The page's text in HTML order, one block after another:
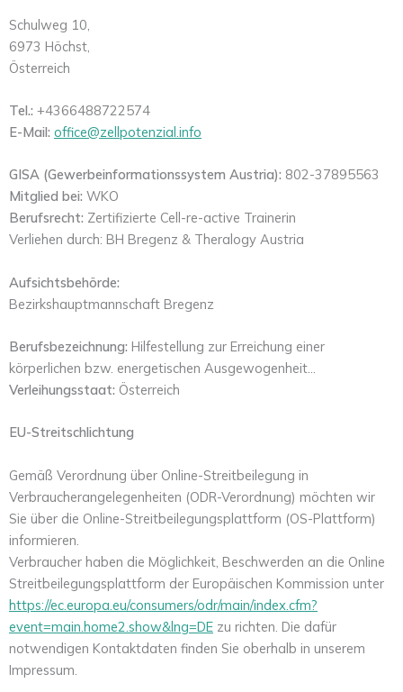
Schulweg 10,
6973 Höchst,
Österreich
Tel.: +4366488722574
E-Mail: office@zellpotenzial.info
GISA (Gewerbeinformationssystem Austria): 802-37895563
Mitglied bei: WKO
Berufsrecht: Zertifizierte Cell-re-active Trainerin
Verliehen durch: BH Bregenz & Theralogy Austria
Aufsichtsbehörde:
Bezirkshauptmannschaft Bregenz
Berufsbezeichnung: Hilfestellung zur Erreichung einer
körperlichen bzw. energetischen Ausgewogenheit…
Verleihungsstaat: Österreich
EU-Streitschlichtung
Gemäß Verordnung über Online-Streitbeilegung in
Verbraucherangelegenheiten (ODR-Verordnung) möchten wir
Sie über die Online-Streitbeilegungsplattform (OS-Plattform)
informieren.
Verbraucher haben die Möglichkeit, Beschwerden an die Online
Streitbeilegungsplattform der Europäischen Kommission unter
https://ec.europa.eu/consumers/odr/main/index.cfm?
event=main.home2.show&lng=DE zu richten. Die dafür
notwendigen Kontaktdaten finden Sie oberhalb in unserem
Impressum.